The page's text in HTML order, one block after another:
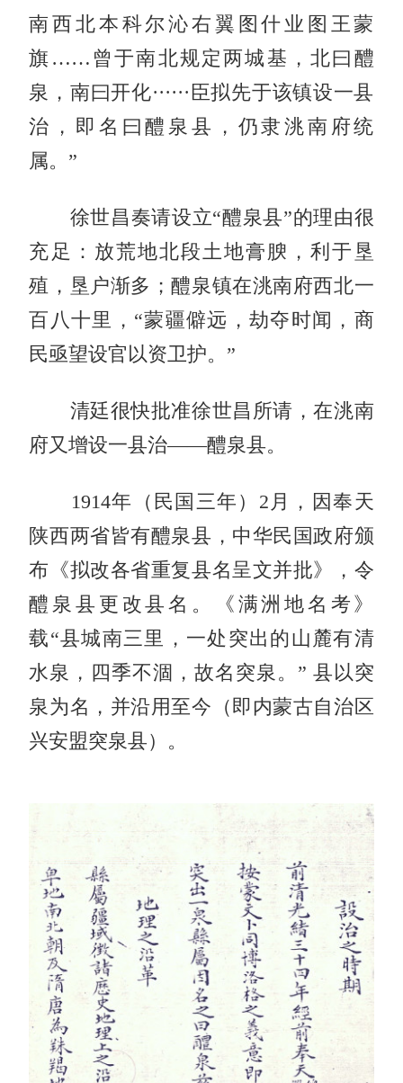
南西北本科尔沁右翼图什业图王蒙
旗……曾于南北规定两城基，北曰醴
泉，南曰开化······臣拟先于该镇设一县
治，即名曰醴泉县，仍隶洮南府统
属。”
徐世昌奏请设立“醴泉县”的理由很
充足：放荒地北段土地膏腴，利于垦
殖，垦户渐多；醴泉镇在洮南府西北一
百八十里，“蒙疆僻远，劫夺时闻，商
民亟望设官以资卫护。”
清廷很快批准徐世昌所请，在洮南
府又增设一县治——醴泉县。
1914年（民国三年）2月，因奉天
陕西两省皆有醴泉县，中华民国政府颁
布《拟改各省重复县名呈文并批》，令
醴泉县更改县名。《满洲地名考》
载“县城南三里，一处突出的山麓有清
水泉，四季不涸，故名突泉。” 县以突
泉为名，并沿用至今（即内蒙古自治区
兴安盟突泉县）。